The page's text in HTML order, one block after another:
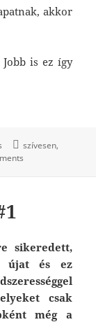
akkor
is ez így
szívesen
sikeredett,
újat és ez
csak
még a